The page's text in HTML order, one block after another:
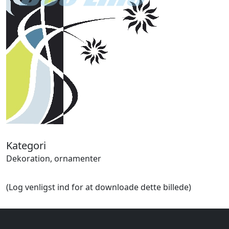
Halloween
Håndværk
Haven
Huse, bygninger
Jagt
Kærlighed, bryllup
Kommunikation, nyhedsformidling
Køretøjer
Landbrug
Lov, orden
Lyd, billede
Mad, drikke
Mærkedage
Mennesker
Kategori
Dekoration, ornamenter
(Log venligst ind for at downloade dette billede)